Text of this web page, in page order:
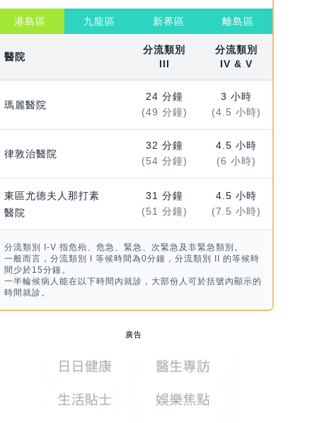
港島區 九龍區 新界區 離島區
醫院
分流類別
III
分流類別
IV & V
瑪麗醫院
24 分鐘
(49 分鐘)
3 小時
(4.5 小時)
律敦治醫院
32 分鐘
(54 分鐘)
4.5 小時
(6 小時)
東區尤德夫人那打素
醫院
31 分鐘
(51 分鐘)
4.5 小時
(7.5 小時)
分流類別 I-V 指危殆、危急、緊急、次緊急及非緊急類別。
一般而言，分流類別 I 等候時間為0分鐘，分流類別 II 的等候時
間少於15分鐘。
一半輪候病人能在以下時間內就診，大部份人可於括號內顯示的
時間就診。
廣告